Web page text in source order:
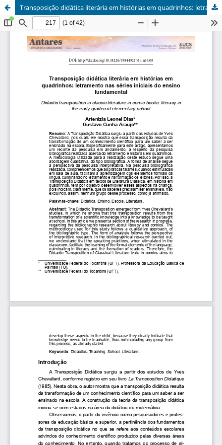
Transposição didática literária em histórias em quadrinhos: letramento nas séries iniciais do ensino fundamental